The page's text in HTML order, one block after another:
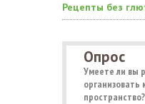
Рецепты без
Опрос
Умеете ли вы
организовать
пространство?